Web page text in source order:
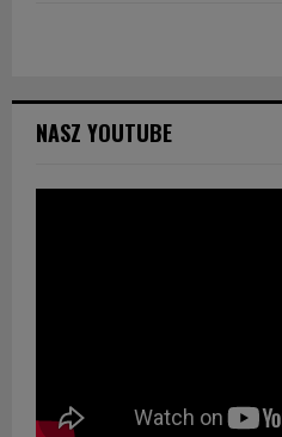
NASZ YOUTUBE